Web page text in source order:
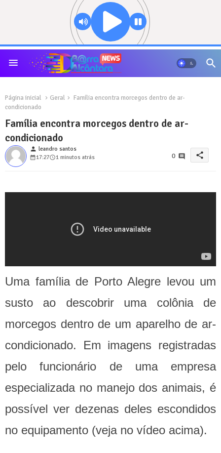
Página inicial Geral
Família encontra morcegos dentro de ar-
condicionado
Família encontra morcegos dentro de ar-
condicionado
person leandro santos
17:27
1 minutos atrás 0 share
Uma família de Porto Alegre levou um
susto ao descobrir uma colônia de
morcegos dentro de um aparelho de ar-
condicionado. Em imagens registradas
pelo funcionário de uma empresa
especializada no manejo dos animais, é
possível ver dezenas deles escondidos
no equipamento (veja no vídeo acima).